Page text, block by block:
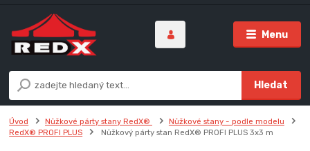
Menu
Hledat
Úvod Nůžkové párty stany RedX®
Nůžkové stany - podle modelu
RedX® PROFI PLUS
Nůžkový párty stan RedX® PROFI PLUS 3x3 m